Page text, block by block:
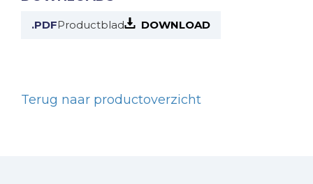
.PDFProductblad DOWNLOAD
Terug naar productoverzicht